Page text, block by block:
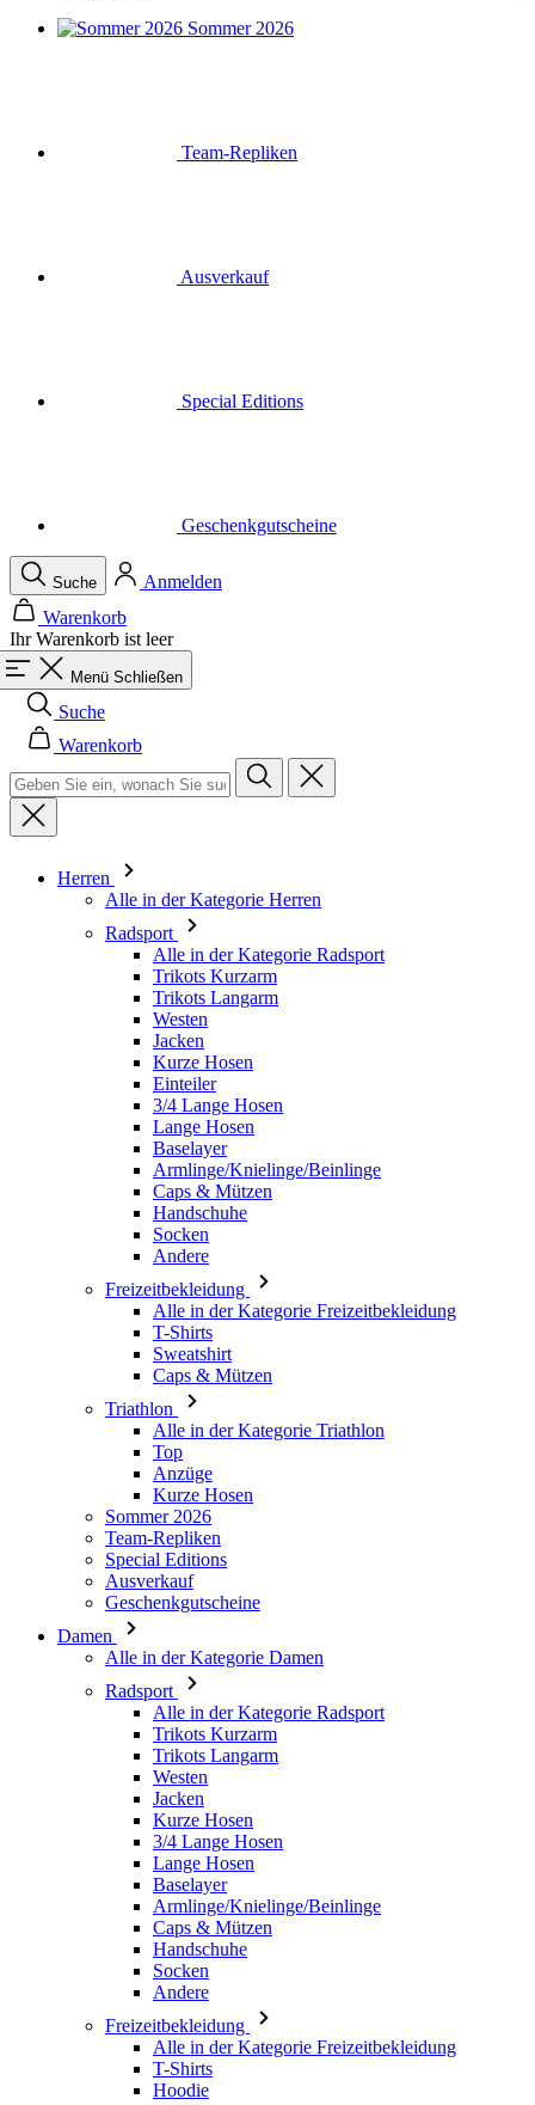
Sommer 2026
Team-Repliken
Ausverkauf
Special Editions
Geschenkgutscheine
Suche
Anmelden
Warenkorb
Ihr Warenkorb ist leer
Menü Schließen
Suche
Warenkorb
Herren
Alle in der Kategorie Herren
Radsport
Alle in der Kategorie Radsport
Trikots Kurzarm
Trikots Langarm
Westen
Jacken
Kurze Hosen
Einteiler
3/4 Lange Hosen
Lange Hosen
Baselayer
Armlinge/Knielinge/Beinlinge
Caps & Mützen
Handschuhe
Socken
Andere
Freizeitbekleidung
Alle in der Kategorie Freizeitbekleidung
T-Shirts
Sweatshirt
Caps & Mützen
Triathlon
Alle in der Kategorie Triathlon
Top
Anzüge
Kurze Hosen
Sommer 2026
Team-Repliken
Special Editions
Ausverkauf
Geschenkgutscheine
Damen
Alle in der Kategorie Damen
Radsport
Alle in der Kategorie Radsport
Trikots Kurzarm
Trikots Langarm
Westen
Jacken
Kurze Hosen
3/4 Lange Hosen
Lange Hosen
Baselayer
Armlinge/Knielinge/Beinlinge
Caps & Mützen
Handschuhe
Socken
Andere
Freizeitbekleidung
Alle in der Kategorie Freizeitbekleidung
T-Shirts
Hoodie